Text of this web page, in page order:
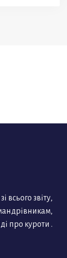
всього звіту,
про куроти .